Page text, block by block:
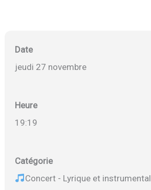
Date
jeudi 27 novembre
Heure
19:19
Catégorie
Concert - Lyrique et instrumental